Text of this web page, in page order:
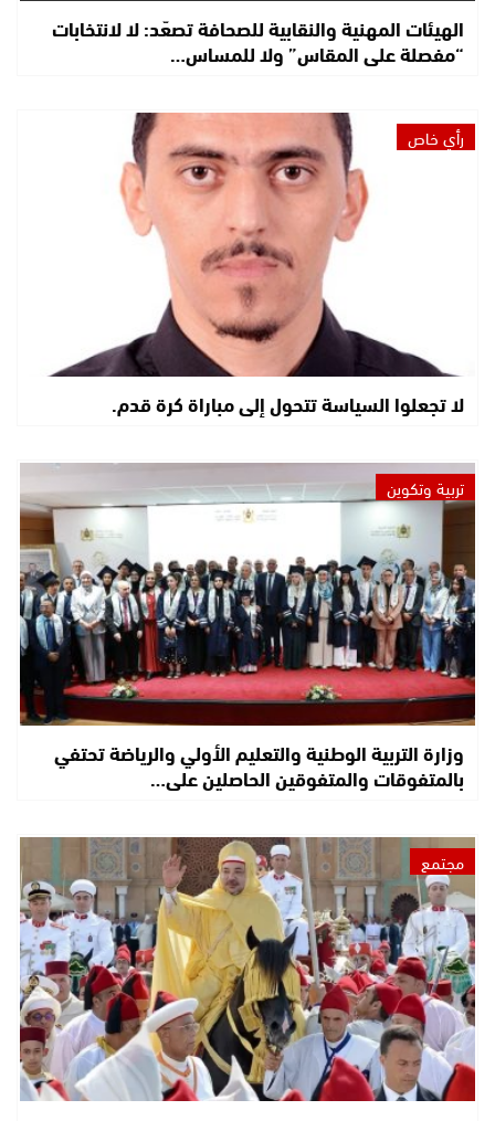
الهيئات المهنية والنقابية للصحافة تصعّد: لا لانتخابات
“مفصلة على المقاس” ولا للمساس…
رأي خاص
لا تجعلوا السياسة تتحول إلى مباراة كرة قدم.
تربية وتكوين
وزارة التربية الوطنية والتعليم الأولي والرياضة تحتفي
بالمتفوقات والمتفوقين الحاصلين على…
مجتمع